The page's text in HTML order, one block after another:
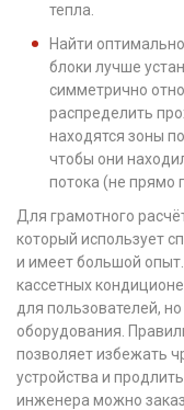
тепла.
Найти
блоки лучше
симметрично
распределить
находятся зоны
чтобы они
потока (не прямо
Для грамотного
который использует
и имеет большой
кассетных
для пользователей,
оборудования.
позволяет избежать
устройства и
инженера можно